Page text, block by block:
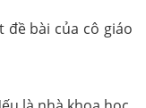
đề bài của cô giáo